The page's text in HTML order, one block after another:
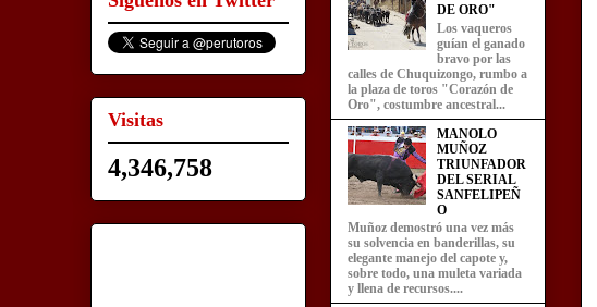
Visitas
4,346,758
DE ORO"
Los vaqueros
guían el ganado
bravo por las
calles de Chuquizongo, rumbo a
la plaza de toros "Corazón de
Oro", costumbre ancestral...
MANOLO
MUÑOZ
TRIUNFADOR
DEL SERIAL
SANFELIPEÑ
O
Muñoz demostró una vez más
su solvencia en banderillas, su
elegante manejo del capote y,
sobre todo, una muleta variada
y llena de recursos....